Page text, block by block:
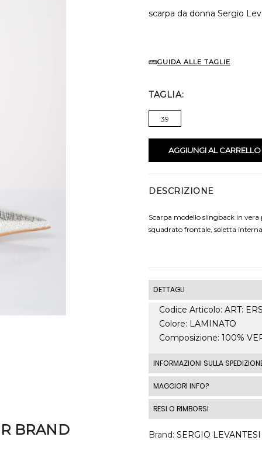
scarpa da donna Sergio
GUIDA ALLE TAGLIE
TAGLIA
39
AGGIUNGI AL CARRELLO
DESCRIZIONE
Scarpa modello slingback in
squadrato frontale, soletta
DETTAGLI
Codice Articolo: ART:
Colore: LAMINATO
Composizione: 100%
INFORMAZIONI SULLA
Le spedizioni standard
spedizione standard
costi di spedizione al di
momento del checkout.
MAGGIORI INFO?
RESI O RIMBORSI
Brand SERGIO LEVANTESI
BRAND